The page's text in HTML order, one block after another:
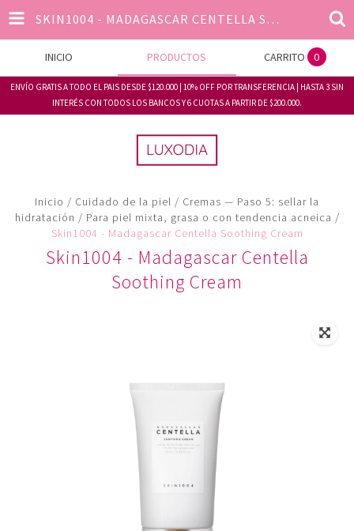
SKIN1004 - MADAGASCAR CENTELLA SOOTHING CREAM
INICIO PRODUCTOS CARRITO 0
ENVÍO GRATIS A TODO EL PAIS DESDE $120.000 | 10% OFF POR TRANSFERENCIA | HASTA 3 SIN
INTERÉS CON TODOS LOS BANCOS Y 6 CUOTAS A PARTIR DE $200.000.
Inicio / Cuidado de la piel / Cremas — Paso 5: sellar la
hidratación / Para piel mixta, grasa o con tendencia acneica /
Skin1004 - Madagascar Centella Soothing Cream
Skin1004 - Madagascar Centella
Soothing Cream